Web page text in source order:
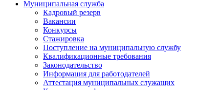
Муниципальная служба
Кадровый резерв
Вакансии
Конкурсы
Стажировка
Поступление на муниципальную службу
Квалификационные требования
Законодательство
Информация для работодателей
Аттестация муниципальных служащих